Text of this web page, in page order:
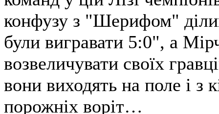
конфузу з "Шерифом"
були вигравати 5:0", а
возвеличувати своїх
вони виходять на поле і з
порожніх воріт…